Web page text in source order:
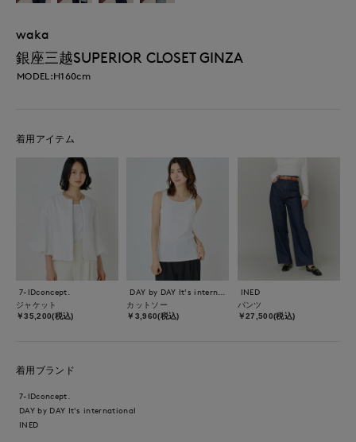
waka
銀座三越SUPERIOR CLOSET GINZA
MODEL:H160cm
着用アイテム
7-IDconcept.
ジャケット
￥35,200(税込)
カットソー
￥3,960(税込)
INED
パンツ
￥27,500(税込)
着用ブランド
7-IDconcept.
DAY by DAY It's international
INED